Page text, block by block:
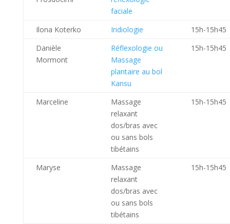
faciale
Ilona Koterko Iridiologie
15h-15h45
Danièle
Mormont
Réflexologie ou
Massage
plantaire au bol
Kansu
15h-15h45
Marceline
Massage
relaxant
dos/bras avec
ou sans bols
tibétains
15h-15h45
Maryse
Massage
relaxant
dos/bras avec
ou sans bols
tibétains
15h-15h45